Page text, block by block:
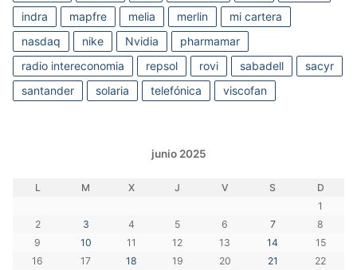
indra
mapfre melia merlin
mi cartera
nasdaq
nike Nvidia
pharmamar
radio intereconomia
repsol rovi sabadell
sacyr
santander
solaria telefónica viscofan
junio 2025
L M X J V S
D
1
2
3 4 5 6 7
8
9
10 11 12 13 14
15
16
17 18 19 20 21
22